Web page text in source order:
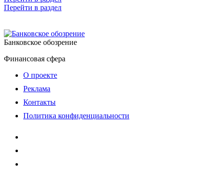
Перейти в раздел
Банковское обозрение
Финансовая сфера
О проекте
Реклама
Контакты
Политика конфиденциальности